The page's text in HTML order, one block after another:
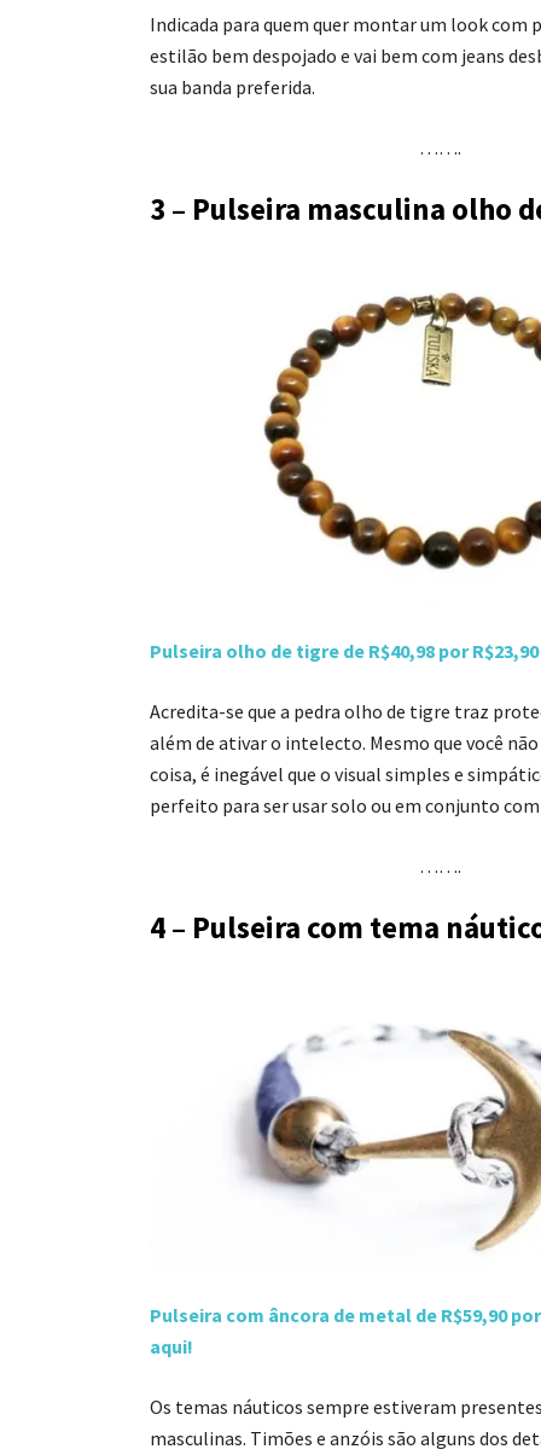
Indicada para quem quer montar um look com
estilão bem despojado e vai bem com jeans
sua banda preferida.
…….
3 – Pulseira masculina olho
Pulseira olho de tigre de R$40,98 por
Acredita-se que a pedra olho de tigre traz
além de ativar o intelecto. Mesmo que você
coisa, é inegável que o visual simples e
perfeito para ser usar solo ou em conjunto
…….
4 – Pulseira com tema
Pulseira com âncora de metal de R$59,90
aqui!
Os temas náuticos sempre estiveram
masculinas. Timões e anzóis são alguns dos